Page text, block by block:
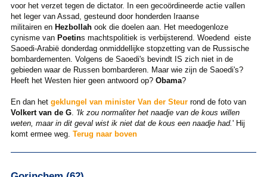
voor het verzet tegen de dictator. In een gecoördineerde actie vallen
het leger van Assad, gesteund door honderden Iraanse
militairen en Hezbollahook die doelen aan. Het meedogenloze
cynisme van Poetins machtspolitiek is verbijsterend. Woedend eiste
Saoedi-Arabië donderdag onmiddellijke stopzetting van de Russische
bombardementen. Volgens de Saoedi's bevindt IS zich niet in de
gebieden waar de Russen bombarderen. Maar wie zijn de Saoedi's?
Heeft het Westen hier geen antwoord op? Obama?
En dan het geklungel van minister Van der Steurrond de foto van
Volkert van de G. 'Ik zou normaliter het naadje van de kous willen
weten, maar in dit geval wist ik niet dat de kous een naadje had. ' Hij
komt ermee weg. Terug naar boven